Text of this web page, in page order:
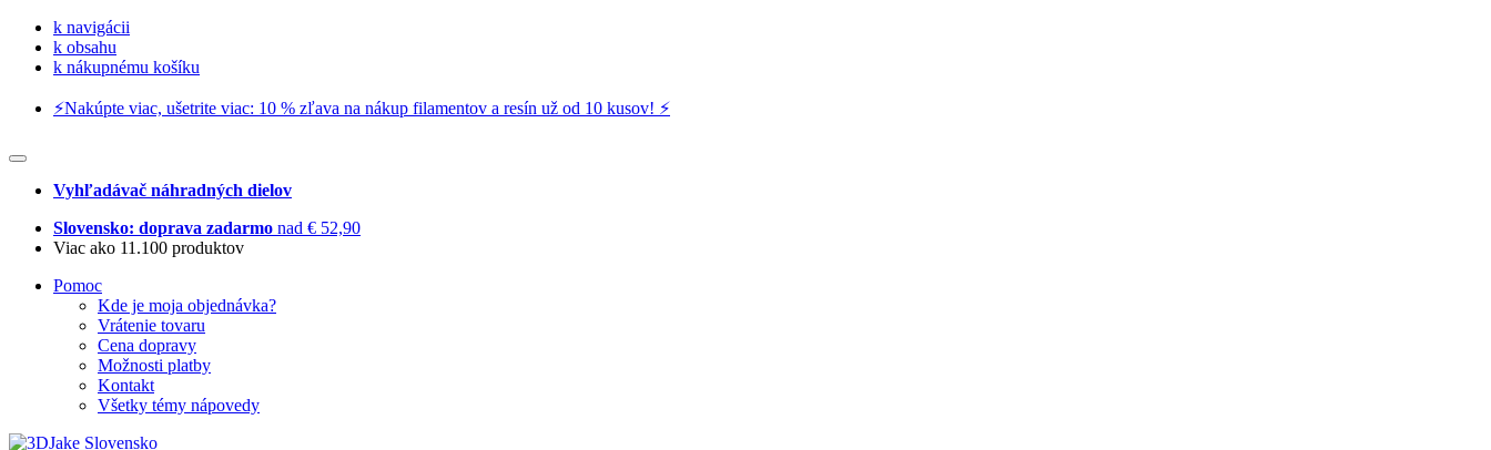
k navigácii
k obsahu
k nákupnému košíku
⚡️Nakúpte viac, ušetrite viac: 10 % zľava na nákup filamentov a resín už od 10 kusov! ⚡️
Vyhľadávač náhradných dielov
Slovensko: doprava zadarmo nad € 52,90
Viac ako 11.100 produktov
Pomoc
Kde je moja objednávka?
Vrátenie tovaru
Cena dopravy
Možnosti platby
Kontakt
Všetky témy nápovedy